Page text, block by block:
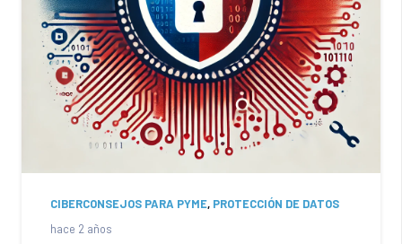
CIBERCONSEJOS PARA PYME, PROTECCIÓN DE DATOS
hace 2 años